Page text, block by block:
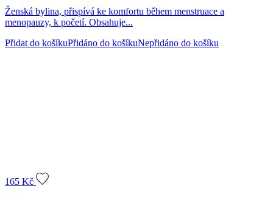
Ženská bylina, přispívá ke komfortu během menstruace a
menopauzy, k početí. Obsahuje...
Přidat do košíkuPřidáno do košíkuNepřidáno do košíku
165 Kč